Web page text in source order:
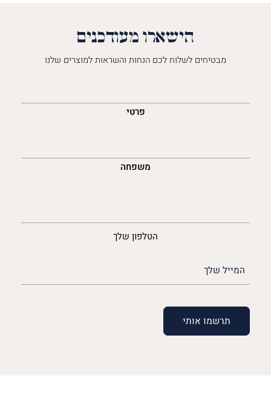
הישארו מעודכנים
מבטיחים לשלוח לכם הנחות והשראות למוצרים שלנו
פרטי
משפחה
הטלפון שלך
(חובה)